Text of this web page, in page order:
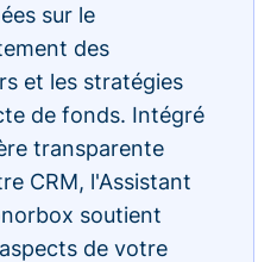
sur le
des
et les stratégies
de fonds. Intégré
transparente
CRM, l'Assistant
soutient
de votre